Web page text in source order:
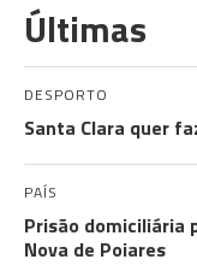
Últimas
DESPORTO
Santa Clara quer
PAÍS
Prisão domiciliária
Nova de Poiares